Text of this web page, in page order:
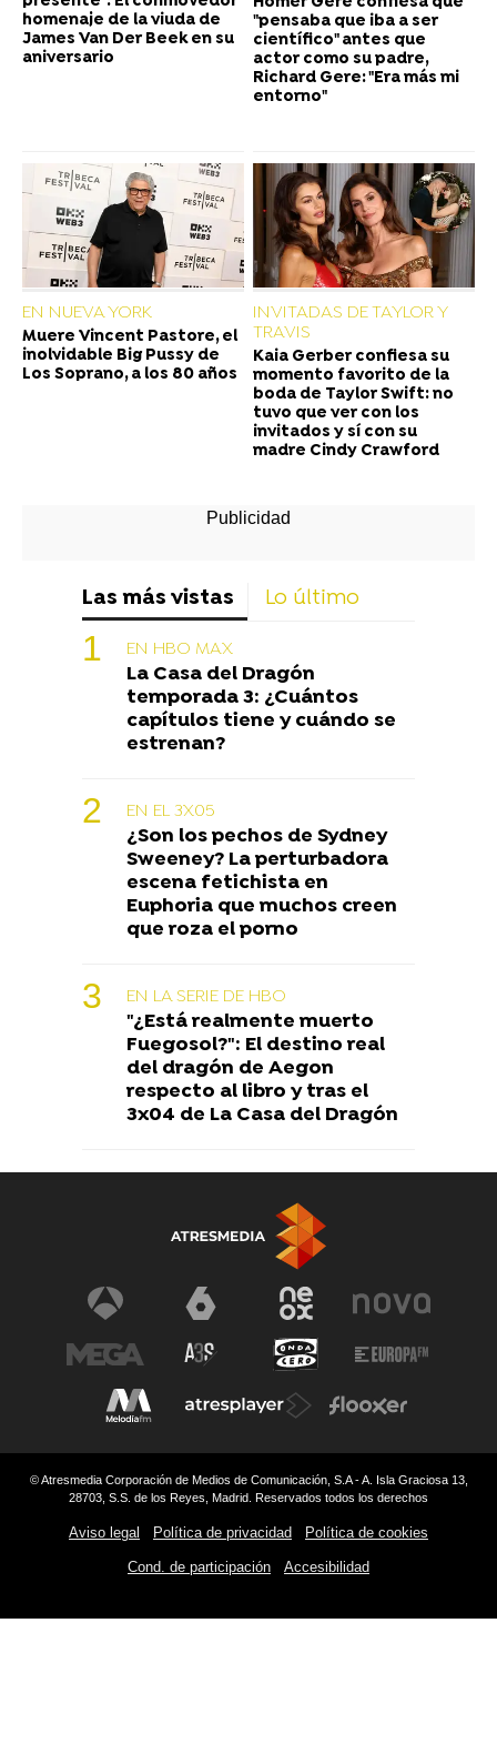
homenaje de la viuda de
James Van Der Beek en su
aniversario
"pensaba que iba a ser
científico" antes que
actor como su padre,
Richard Gere: "Era más mi
entorno"
EN NUEVA YORK
Muere Vincent Pastore, el
inolvidable Big Pussy de
Los Soprano, a los 80 años
INVITADAS DE TAYLOR Y
TRAVIS
Kaia Gerber confiesa su
momento favorito de la
boda de Taylor Swift: no
tuvo que ver con los
invitados y sí con su
madre Cindy Crawford
Las más vistas Lo último
EN HBO MAX
La Casa del Dragón
temporada 3: ¿Cuántos
capítulos tiene y cuándo se
estrenan?
EN EL 3X05
¿Son los pechos de Sydney
Sweeney? La perturbadora
escena fetichista en
Euphoria que muchos creen
que roza el porno
EN LA SERIE DE HBO
"¿Está realmente muerto
Fuegosol?": El destino real
del dragón de Aegon
respecto al libro y tras el
3x04 de La Casa del Dragón
© Atresmedia Corporación de Medios de Comunicación, S.A - A. Isla Graciosa 13,
28703, S.S. de los Reyes, Madrid. Reservados todos los derechos
Aviso legal Política de privacidad Política de cookies
Cond. de participación Accesibilidad